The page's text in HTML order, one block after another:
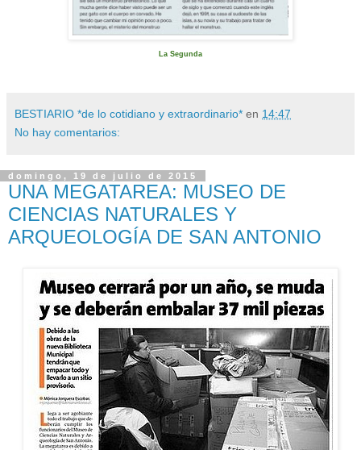
La Segunda
BESTIARIO *de lo cotidiano y extraordinario* en 14:47
No hay comentarios:
domingo, 19 de julio de 2015
UNA MEGATAREA: MUSEO DE
CIENCIAS NATURALES Y
ARQUEOLOGÍA DE SAN ANTONIO